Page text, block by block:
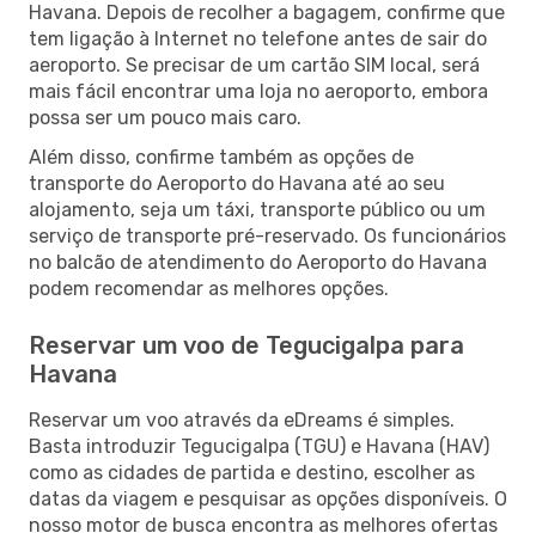
Havana. Depois de recolher a bagagem, confirme que
tem ligação à Internet no telefone antes de sair do
aeroporto. Se precisar de um cartão SIM local, será
mais fácil encontrar uma loja no aeroporto, embora
possa ser um pouco mais caro.
Além disso, confirme também as opções de
transporte do Aeroporto do Havana até ao seu
alojamento, seja um táxi, transporte público ou um
serviço de transporte pré-reservado. Os funcionários
no balcão de atendimento do Aeroporto do Havana
podem recomendar as melhores opções.
Reservar um voo de Tegucigalpa para
Havana
Reservar um voo através da eDreams é simples.
Basta introduzir Tegucigalpa (TGU) e Havana (HAV)
como as cidades de partida e destino, escolher as
datas da viagem e pesquisar as opções disponíveis. O
nosso motor de busca encontra as melhores ofertas